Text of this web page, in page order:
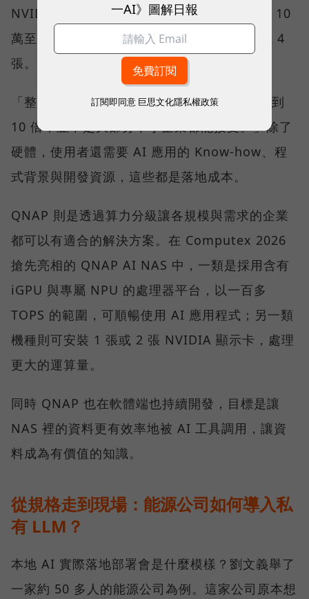
NVIDIA 顯示卡補足算力；一張卡約需新台幣 10
萬至 12 萬元，一張算不完，就得配置 2 張或 4
張。
「整體成本可能是過去單獨一台 NAS 的 5 倍到
10 倍，並不是大部分中小企業都能接受。」除了
硬體，使用者還需要 AI 應用的 Know-how、程
式背景與開發資源，這些都是落地成本。
QNAP 則是透過算力分級讓各規模與需求的企業
都可以有適合的解決方案。在 Computex 2026
搶先亮相的 QNAP AI NAS 中，一類是採用含有
iGPU 與專屬 NPU 的處理器平台，以一百多
TOPS 的範圍，可順暢使用 AI 應用程式；另一類
機種則可安裝 1 張或 2 張 NVIDIA 顯示卡，處理
更大的運算量。
同時 QNAP 也在軟體端也持續開發，目標是讓
NAS 裡的資料更有效率地被 AI 工具調用，讓資
料成為有價值的知識。
從規格走到現場：能源公司如何導入私
有 LLM？
本地 AI 實際落地部署會是什麼模樣？劉文義舉了
一家約 50 多人的能源公司為例。這家公司原本想
一AI》圖解日報
訂閱即同意 巨思文化隱私權政策